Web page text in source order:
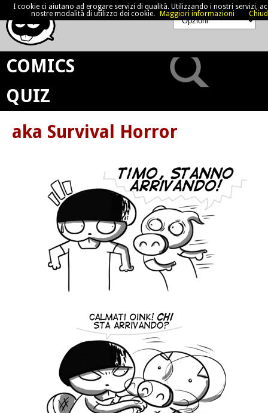
COMICS
QUIZ
aka Survival Horror
I cookie ci aiutano ad erogare servizi di qualità. Utilizzando i nostri servizi,
nostre modalità di utilizzo dei cookie.
Maggiori informazioni